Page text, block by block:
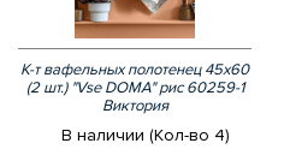
К-т вафельных полотенец 45х60
(2 шт.) "Vse DOMA" рис 60259-1
Виктория
В наличии (Кол-во 4)